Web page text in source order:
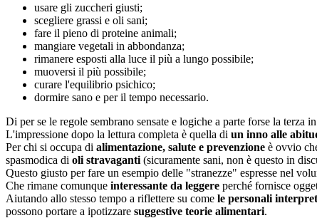
usare gli zuccheri giusti;
scegliere grassi e oli sani;
fare il pieno di proteine animali;
mangiare vegetali in abbondanza;
rimanere esposti alla luce il più a lungo possibile;
muoversi il più possibile;
curare l'equilibrio psichico;
dormire sano e per il tempo necessario.
Di per se le regole sembrano sensate e logiche a parte forse la terza
L'impressione dopo la lettura completa è quella di un inno alle
Per chi si occupa di alimentazione, salute e prevenzione è ovvio
spasmodica di oli stravaganti (sicuramente sani, non è questo in
Questo giusto per fare un esempio delle "stranezze" espresse nel
Che rimane comunque interessante da leggere perché fornisce
Aiutando allo stesso tempo a riflettere su come le personali
possono portare a ipotizzare suggestive teorie alimentari.